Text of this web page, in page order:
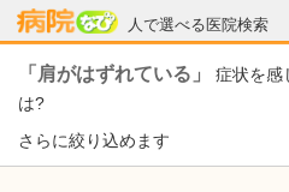
人で選べる医院検索
病院なび
「肩がはずれている」
症状を感
は?
さらに絞り込めます